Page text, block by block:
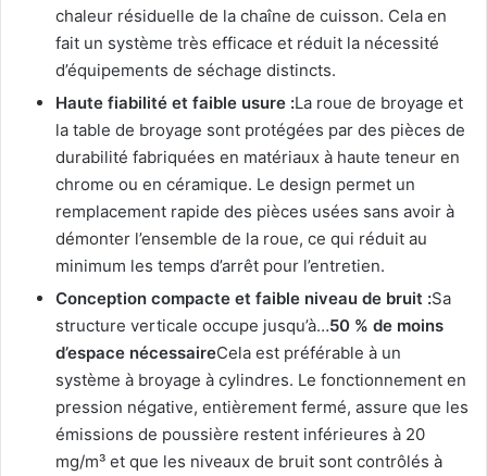
chaleur résiduelle de la chaîne de cuisson. Cela en
fait un système très efficace et réduit la nécessité
d’équipements de séchage distincts.
Haute fiabilité et faible usure :La roue de broyage et
la table de broyage sont protégées par des pièces de
durabilité fabriquées en matériaux à haute teneur en
chrome ou en céramique. Le design permet un
remplacement rapide des pièces usées sans avoir à
démonter l’ensemble de la roue, ce qui réduit au
minimum les temps d’arrêt pour l’entretien.
Conception compacte et faible niveau de bruit :Sa
structure verticale occupe jusqu’à…50 % de moins
d’espace nécessaireCela est préférable à un
système à broyage à cylindres. Le fonctionnement en
pression négative, entièrement fermé, assure que les
émissions de poussière restent inférieures à 20
mg/m³ et que les niveaux de bruit sont contrôlés à